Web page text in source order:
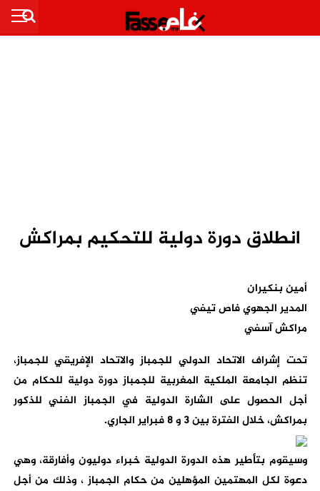
انطلاق دورة دولية للتحكيم بمراكش
أمين بنكيران
المدير الجهوي فاص تيفي
مراكش آسفي
تحت إشراف الاتحاد الدولي للجمباز والاتحاد الإفريقي للجمباز،
تنظم الجامعة الملكية المغربية للجمباز دورة دولية للحكام من
أجل الحصول على الشارة الدولية في الجمباز الفني للذكور
بمراكش، خلال الفترة بين 3 و 8 فبراير الجاري.
وسيقوم بتأطير هذه الدورة الدولية خبراء دوليون وأفارقة، وهي
دعوة لكل المهتمين المؤهلين من حكام الجمباز ، وذلك من أجل